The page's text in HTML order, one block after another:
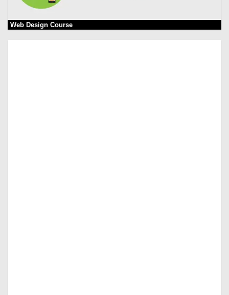
Web Design Course